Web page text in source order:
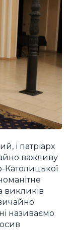
і патріарх
важливу
Католицької
викликів
називаємо